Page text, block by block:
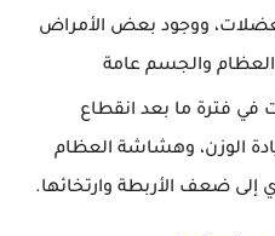
ووجود بعض الأمراض
العظام والجسم عامة
في فترة ما بعد انقطاع
الوزن، وهشاشة العظام
إلى ضعف الأربطة وارتخائها.